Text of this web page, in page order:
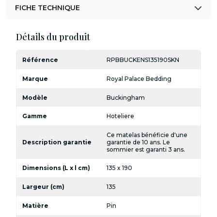
FICHE TECHNIQUE
Détails du produit
Référence RPBBUCKENS135190SKN
Marque Royal Palace Bedding
Modèle Buckingham
Gamme Hoteliere
Description garantie
Ce matelas bénéficie d'une
garantie de 10 ans. Le
sommier est garanti 3 ans.
Dimensions (L x l cm) 135 x 190
Largeur (cm) 135
Matière Pin